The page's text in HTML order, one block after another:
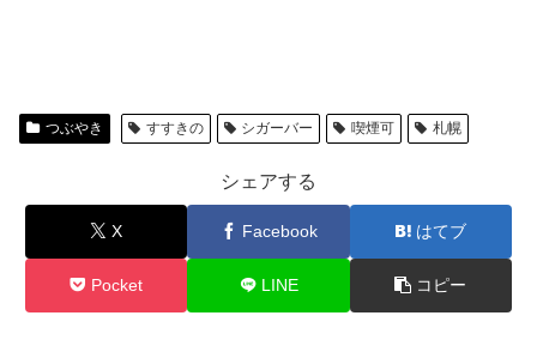
つぶやき すすきの シガーバー 喫煙可 札幌
シェアする
X Facebook はてブ
Pocket LINE コピー